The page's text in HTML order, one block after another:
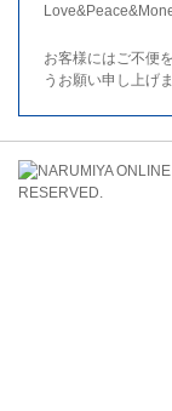
お客様にはご不便
うお願い申し上げま